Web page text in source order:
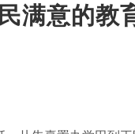
满意的教